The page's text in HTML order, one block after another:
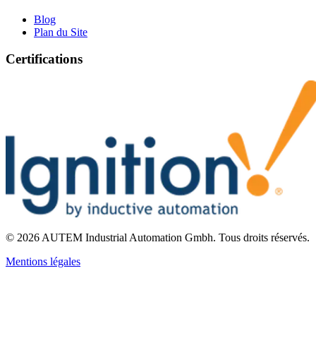
Blog
Plan du Site
Certifications
© 2026 AUTEM Industrial Automation Gmbh. Tous droits réservés.
Mentions légales